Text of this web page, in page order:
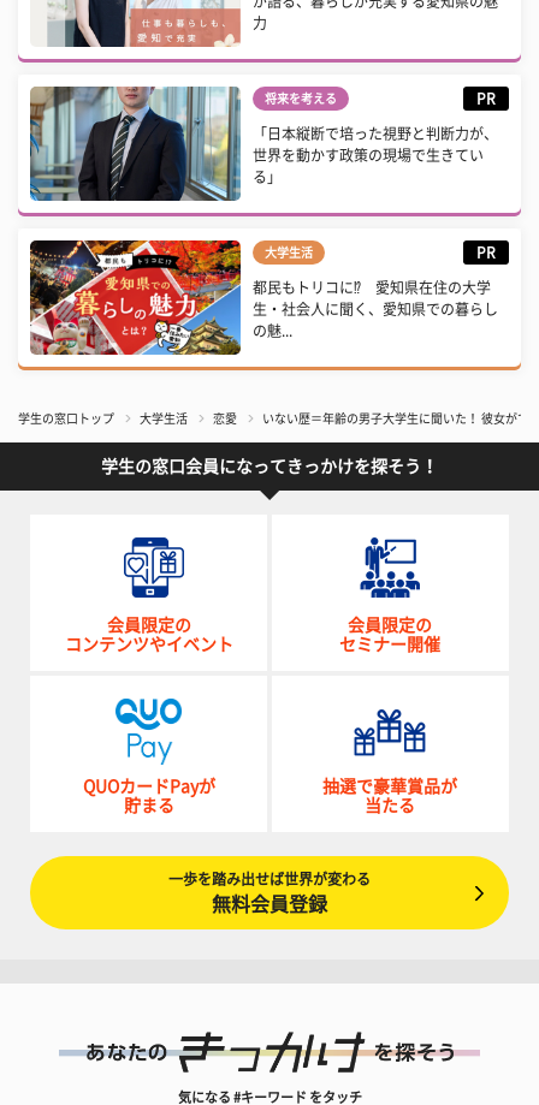
力
将来を考える PR
「日本縦断で培った視野と判断力が、
世界を動かす政策の現場で生きてい
る」
大学生活 PR
都民もトリコに⁉ 愛知県在住の大学
生・社会人に聞く、愛知県での暮らし
の魅...
学生の窓口トップ 大学生活 恋愛 いない歴＝年齢の男子大学生に聞いた！ 彼女がで
学生の窓口会員になってきっかけを探そう！
会員限定の
コンテンツやイベント
会員限定の
セミナー開催
QUOカードPayが
貯まる
抽選で豪華賞品が
当たる
一歩を踏み出せば世界が変わる
無料会員登録
気になる #キーワード をタッチ